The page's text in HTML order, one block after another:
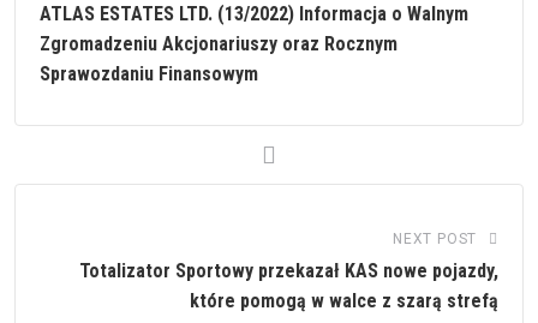
ATLAS ESTATES LTD. (13/2022) Informacja o Walnym
Zgromadzeniu Akcjonariuszy oraz Rocznym
Sprawozdaniu Finansowym
NEXT POST
Totalizator Sportowy przekazał KAS nowe pojazdy,
które pomogą w walce z szarą strefą